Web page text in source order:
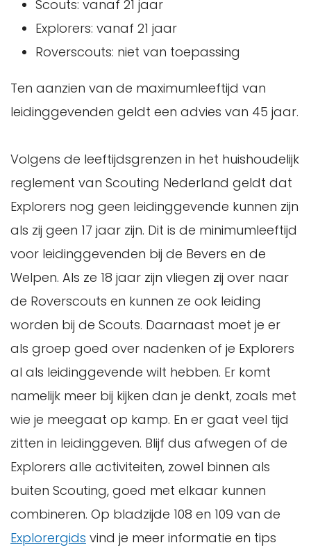
Scouts: vanaf 21 jaar
Explorers: vanaf 21 jaar
Roverscouts: niet van toepassing
Ten aanzien van de maximumleeftijd van
leidinggevenden geldt een advies van 45 jaar.
Volgens de leeftijdsgrenzen in het huishoudelijk
reglement van Scouting Nederland geldt dat
Explorers nog geen leidinggevende kunnen zijn
als zij geen 17 jaar zijn. Dit is de minimumleeftijd
voor leidinggevenden bij de Bevers en de
Welpen. Als ze 18 jaar zijn vliegen zij over naar
de Roverscouts en kunnen ze ook leiding
worden bij de Scouts. Daarnaast moet je er
als groep goed over nadenken of je Explorers
al als leidinggevende wilt hebben. Er komt
namelijk meer bij kijken dan je denkt, zoals met
wie je meegaat op kamp. En er gaat veel tijd
zitten in leidinggeven. Blijf dus afwegen of de
Explorers alle activiteiten, zowel binnen als
buiten Scouting, goed met elkaar kunnen
combineren. Op bladzijde 108 en 109 van de
Explorergids vind je meer informatie en tips